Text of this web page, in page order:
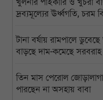
দ্রব্যমূল্যের ঊর্ধ্বগতি, চরম
টানা বর্ষায় রামপালে
বাড়ছে দাম-কমেছে সরবরাহ
তিন মাস পেরোল
পারছেন না অসহায় বাবা